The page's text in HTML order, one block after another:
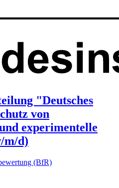
"Deutsches
von
experimentelle
m/d)
(BfR)